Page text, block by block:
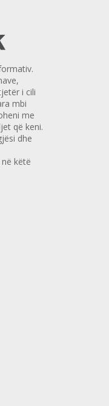
i cili
mbi
me
që keni.
dhe
këtë